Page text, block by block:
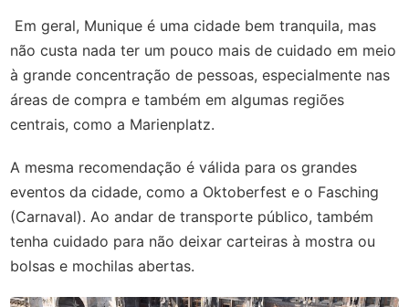
Em geral, Munique é uma cidade bem tranquila, mas
não custa nada ter um pouco mais de cuidado em meio
à grande concentração de pessoas, especialmente nas
áreas de compra e também em algumas regiões
centrais, como a Marienplatz.
A mesma recomendação é válida para os grandes
eventos da cidade, como a Oktoberfest e o Fasching
(Carnaval). Ao andar de transporte público, também
tenha cuidado para não deixar carteiras à mostra ou
bolsas e mochilas abertas.